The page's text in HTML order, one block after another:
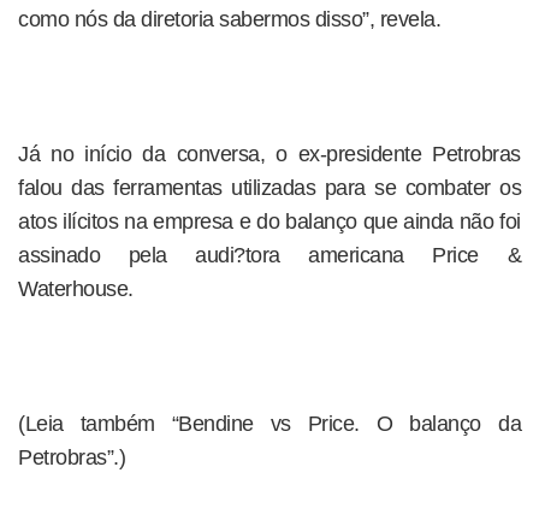
como nós da diretoria sabermos disso”, revela.
Já no início da conversa, o ex-presidente Petrobras
falou das ferramentas utilizadas para se combater os
atos ilícitos na empresa e do balanço que ainda não foi
assinado pela audi?tora americana Price &
Waterhouse.
(Leia também “Bendine vs Price. O balanço da
Petrobras”.)